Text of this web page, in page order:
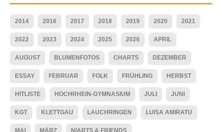
2014 2016 2017 2018 2019 2020 2021
2022 2023 2024 2025 2026 APRIL
AUGUST BLUMENFOTOS CHARTS DEZEMBER
ESSAY FEBRUAR FOLK FRÜHLING HERBST
HITLISTE HOCHRHEIN-GYMNASIUM JULI JUNI
KGT KLETTGAU LAUCHRINGEN LUISA AMIRATU
MAI MÄRZ NIARTS & FRIENDS